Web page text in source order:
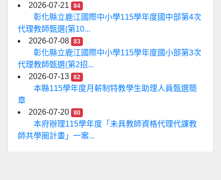
2026-07-21
84
彰化縣立鹿江國際中小學115學年度國中部第4次
代理教師甄選(第10...
2026-07-08
83
彰化縣立鹿江國際中小學115學年度國小部第3次
代理教師甄選(第2招...
2026-07-13
82
本縣115學年度月薪制特教學生助理人員甄選簡
章
2026-07-20
80
本府辦理115學年度「未具教師資格代理代課教
師共學圈計畫」一案...